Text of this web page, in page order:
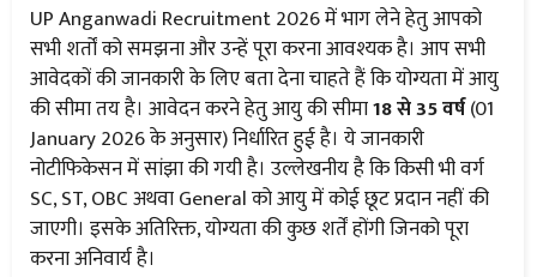
UP Anganwadi Recruitment 2026 में भाग लेने हेतु आपको
सभी शर्तों को समझना और उन्हें पूरा करना आवश्यक है। आप सभी
आवेदकों की जानकारी के लिए बता देना चाहते हैं कि योग्यता में आयु
की सीमा तय है। आवेदन करने हेतु आयु की सीमा18 से 35 वर्ष(01
January 2026 के अनुसार) निर्धारित हुई है। ये जानकारी
नोटीफिकेसन में सांझा की गयी है। उल्लेखनीय है कि किसी भी वर्ग
SC, ST, OBC अथवा General को आयु में कोई छूट प्रदान नहीं की
जाएगी। इसके अतिरिक्त, योग्यता की कुछ शर्तें होंगी जिनको पूरा
करना अनिवार्य है।